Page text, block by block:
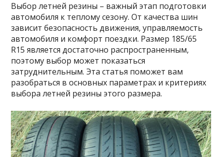
Выбор летней резины – важный этап подготовки
автомобиля к теплому сезону. От качества шин
зависит безопасность движения, управляемость
автомобиля и комфорт поездки. Размер 185/65
R15 является достаточно распространенным,
поэтому выбор может показаться
затруднительным. Эта статья поможет вам
разобраться в основных параметрах и критериях
выбора летней резины этого размера.